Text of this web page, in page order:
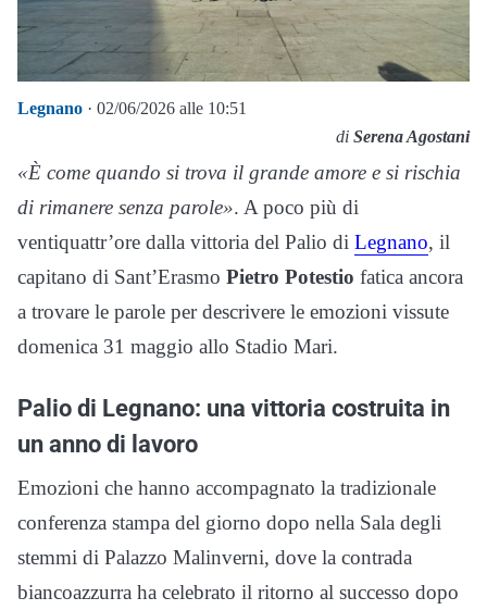
Legnano · 02/06/2026 alle 10:51
di Serena Agostani
«È come quando si trova il grande amore e si rischia
di rimanere senza parole». A poco più di
ventiquattr’ore dalla vittoria del Palio di Legnano, il
capitano di Sant’Erasmo Pietro Potestio fatica ancora
a trovare le parole per descrivere le emozioni vissute
domenica 31 maggio allo Stadio Mari.
Palio di Legnano: una vittoria costruita in
un anno di lavoro
Emozioni che hanno accompagnato la tradizionale
conferenza stampa del giorno dopo nella Sala degli
stemmi di Palazzo Malinverni, dove la contrada
biancoazzurra ha celebrato il ritorno al successo dopo